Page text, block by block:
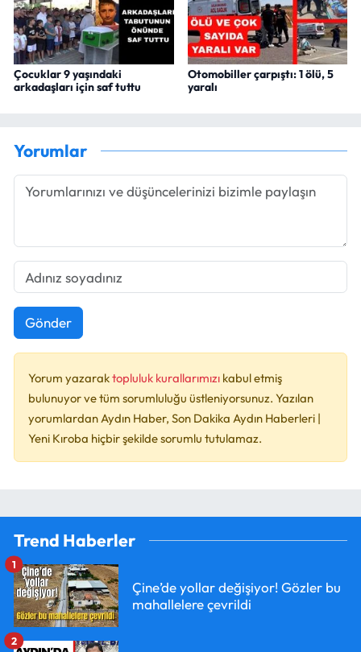
Çocuklar 9 yaşındaki
arkadaşları için saf tuttu
Otomobiller çarpıştı: 1 ölü, 5
yaralı
Yorumlar
Gönder
Yorum yazaraktopluluk kurallarımızı kabul etmiş
bulunuyor ve tüm sorumluluğu üstleniyorsunuz. Yazılan
yorumlardan Aydın Haber, Son Dakika Aydın Haberleri |
Yeni Kıroba hiçbir şekilde sorumlu tutulamaz.
Trend Haberler
Çine’de yollar değişiyor! Gözler bu
mahallelere çevrildi
1
2